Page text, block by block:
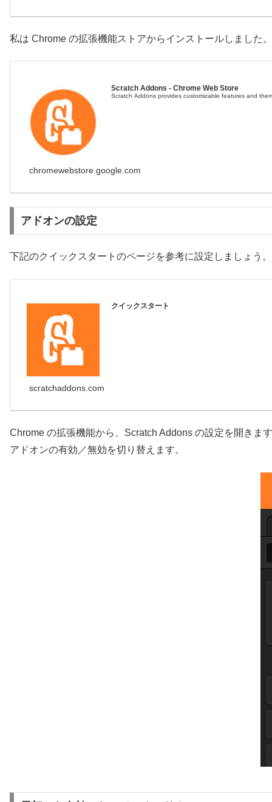
私は Chrome の拡張機能ストアからインストールしました。
Scratch Addons - Chrome Web Store
Scratch Addons provides customizable features and
chromewebstore.google.com
アドオンの設定
下記のクイックスタートのページを参考に設定しましょう。
クイックスタート
scratchaddons.com
Chrome の拡張機能から、Scratch Addons の設定を開きま
アドオンの有効／無効を切り替えます。